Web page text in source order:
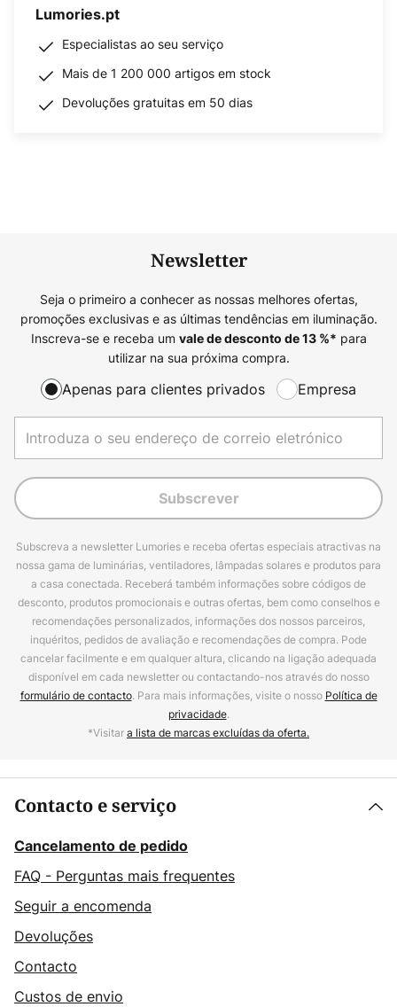
Lumories.pt
Especialistas ao seu serviço
Mais de 1 200 000 artigos em stock
Devoluções gratuitas em 50 dias
Newsletter
Seja o primeiro a conhecer as nossas melhores ofertas,
promoções exclusivas e as últimas tendências em iluminação.
Inscreva-se e receba um vale de desconto de13%* para
utilizar na sua próxima compra.
Apenas para clientes privados Empresa
Subscrever
Subscreva a newsletter Lumories e receba ofertas especiais atractivas na
nossa gama de luminárias, ventiladores, lâmpadas solares e produtos para
a casa conectada. Receberá também informações sobre códigos de
desconto, produtos promocionais e outras ofertas, bem como conselhos e
recomendações personalizados, informações dos nossos parceiros,
inquéritos, pedidos de avaliação e recomendações de compra. Pode
cancelar facilmente e em qualquer altura, clicando na ligação adequada
disponível em cada newsletter ou contactando-nos através do nosso
formulário de contacto. Para mais informações, visite o nosso Política de
privacidade.
*Visitara lista de marcas excluídas da oferta.
Contacto e serviço
Cancelamento de pedido
FAQ - Perguntas mais frequentes
Seguir a encomenda
Devoluções
Contacto
Custos de envio